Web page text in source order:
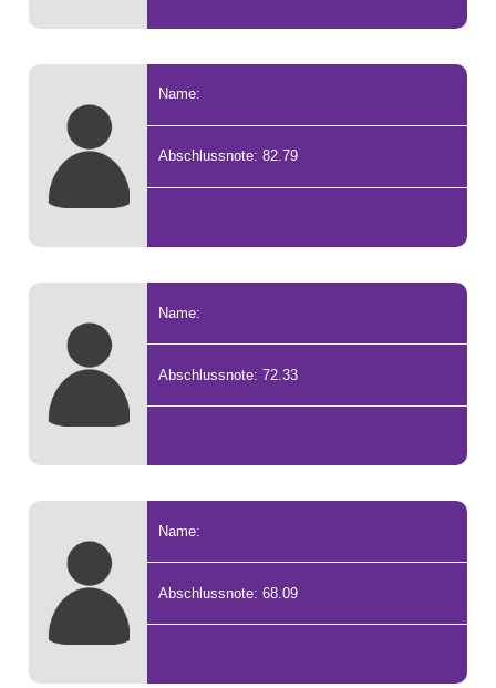
Name:
Abschlussnote: 82.79
Name:
Abschlussnote: 72.33
Name:
Abschlussnote: 68.09